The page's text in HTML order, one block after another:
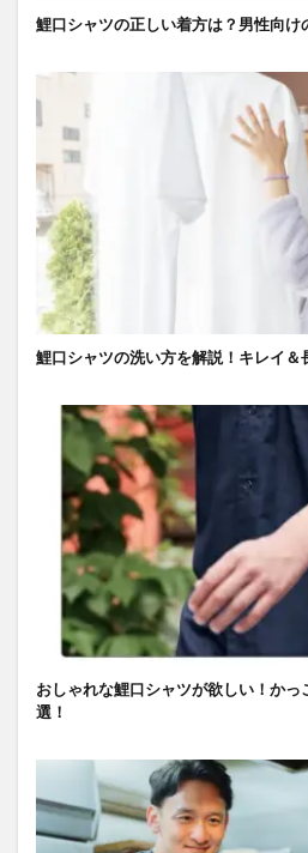
鯉口シャツの正しい着方は？男性向け
鯉口シャツの洗い方を解説！キレイ＆
おしゃれな鯉口シャツが欲しい！か
選！